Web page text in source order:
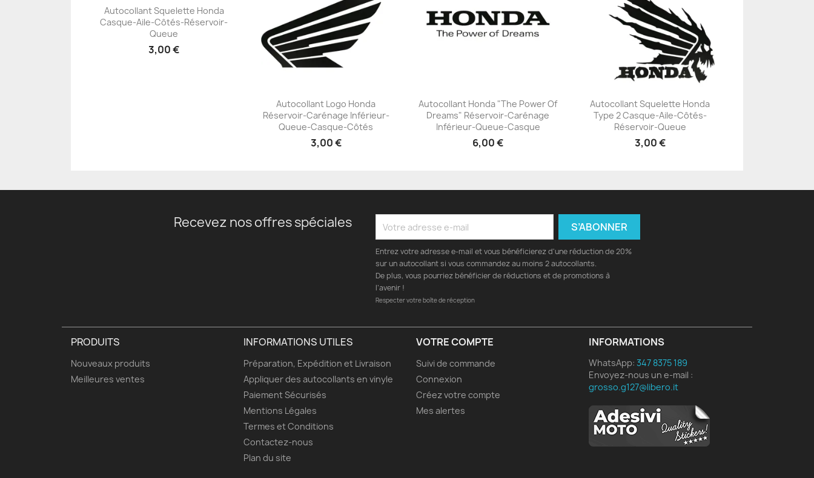
+23
Autocollant Squelette Honda
Casque-Aile-Côtés-Réservoir-
Queue
3,00 €
+23
Autocollant Logo Honda
Réservoir-Carénage Inférieur-
Queue-Casque-Côtés
3,00 €
+23
Autocollant Honda "The Power Of
Dreams" Réservoir-Carénage
Inférieur-Queue-Casque
6,00 €
+23
Autocollant Squelette Honda
Type 2 Casque-Aile-Côtés-
Réservoir-Queue
3,00 €
Recevez nos offres spéciales
Entrez votre adresse e-mail et vous bénéficierez d'une réduction de 20%
sur un autocollant si vous commandez au moins 2 autocollants.
De plus, vous pourriez bénéficier de réductions et de promotions à
l’avenir !
Respecter votre boîte de réception
PRODUITS
Nouveaux produits
Meilleures ventes
INFORMATIONS UTILES
Préparation, Expédition et Livraison
Appliquer des autocollants en vinyle
Paiement Sécurisés
Mentions Légales
Termes et Conditions
Contactez-nous
Plan du site
VOTRE COMPTE
Suivi de commande
Connexion
Créez votre compte
Mes alertes
INFORMATIONS
WhatsApp: 347 8375 189
Envoyez-nous un e-mail :
grosso.g127@libero.it